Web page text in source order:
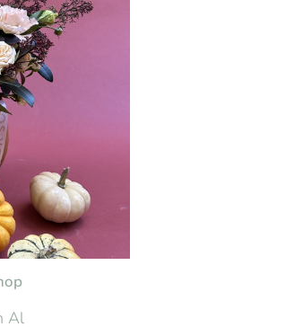
Al